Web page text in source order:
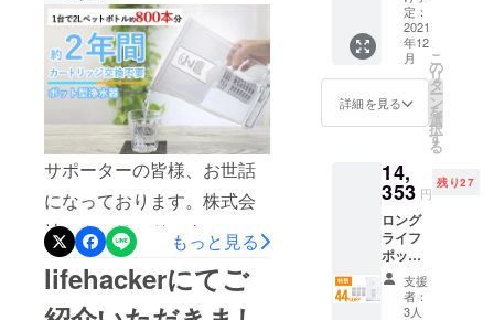
ます！ご検討中の方もそう
でない方も、ぜひ一度ペー
ジをご覧いただけますと幸
いです。なにかご質問、ご
不明点などございました
ら、お問い合わせよりどう
ぞお気軽におたずねくださ
いませ。よろしくお願いい
たします！
サポーターの皆様、お世話
になっております。株式会
社アクアリードです。 1台
で2Lペットボトル約800本
分！長寿命なポット型浄水
もっと見る
lifehackerにてご
良くなるだ
ろうかな
ど、検証・
返しなが
しい製品を
開発研究し
す。 より多
くの方に、
浄水器の良
さを知って
定価格
15,070
（税・
送料込
み）の
39％OF
F 2022
旬頃か
ら、各
ECサイ
ト/自社
HP等で
一般販
売を予
定。 ※
税込
定：
2021
年12
月
詳細を見る
こ
の
リ
タ
ー
ン
を
選
択
す
る
14,
353 円
残り27
ロング
ライフ
ポット
×1 交換
カート
リッジ
支援
者：
3人